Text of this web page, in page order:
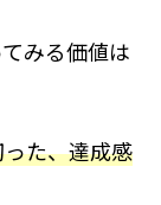
みる価値は
た、達成感